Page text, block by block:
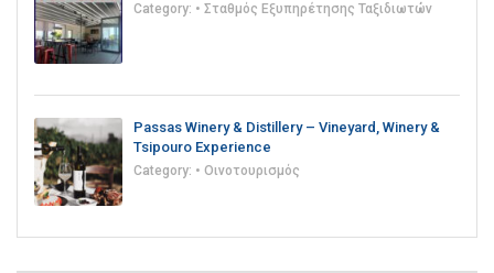
Category: • Σταθμός Εξυπηρέτησης Ταξιδιωτών
Passas Winery & Distillery – Vineyard, Winery &
Tsipouro Experience
Category: • Οινοτουρισμός